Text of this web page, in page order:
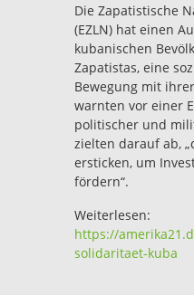
Die Zapatistische
(EZLN) hat einen
kubanischen
Zapatistas, eine
Bewegung mit
warnten vor einer
politischer und
zielten darauf ab,
ersticken, um
fördern“.
Weiterlesen:
https://
solidaritaet-kuba